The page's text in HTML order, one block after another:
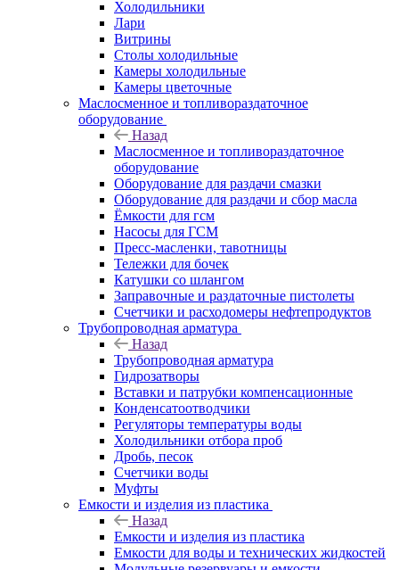
Холодильники
Лари
Витрины
Столы холодильные
Камеры холодильные
Камеры цветочные
Маслосменное и топливораздаточное
оборудование
Назад
Маслосменное и топливораздаточное
оборудование
Оборудование для раздачи смазки
Оборудование для раздачи и сбор масла
Ёмкости для гсм
Насосы для ГСМ
Пресс-масленки, тавотницы
Тележки для бочек
Катушки со шлангом
Заправочные и раздаточные пистолеты
Счетчики и расходомеры нефтепродуктов
Трубопроводная арматура
Назад
Трубопроводная арматура
Гидрозатворы
Вставки и патрубки компенсационные
Конденсатоотводчики
Регуляторы температуры воды
Холодильники отбора проб
Дробь, песок
Счетчики воды
Муфты
Емкости и изделия из пластика
Назад
Емкости и изделия из пластика
Емкости для воды и технических жидкостей